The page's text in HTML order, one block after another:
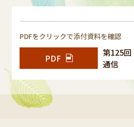
PDFをクリックで添付資料を確認
PDF
第125回
通信